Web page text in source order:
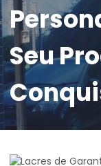
Seu